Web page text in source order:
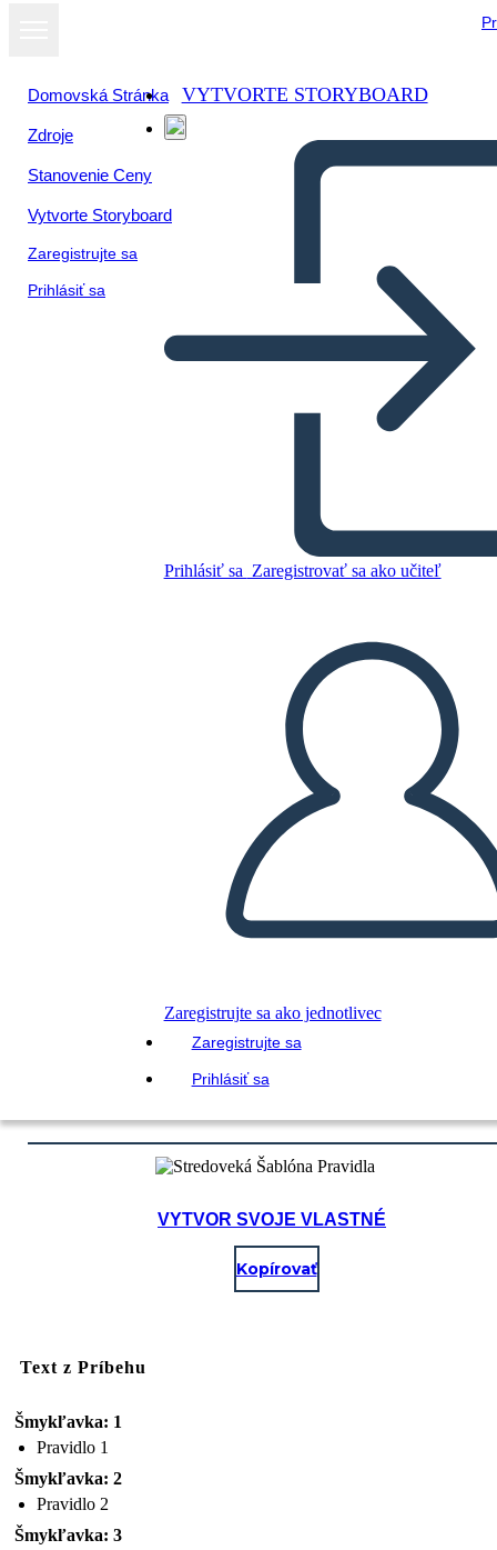
Domovská Stránka
Zdroje
Stanovenie Ceny
Vytvorte Storyboard
Zaregistrujte sa
Prihlásiť sa
VYTVORTE STORYBOARD
Prihlásiť sa Zaregistrovať sa ako učiteľ
Zaregistrujte sa ako jednotlivec
Zaregistrujte sa
Prihlásiť sa
Stredoveká Šablóna Pravidla
Skopírujte tento Storyboard
VYTVORIŤ STORYBOARD
ČÍTAJ MI
VYTVOR SVOJE VLASTNÉ
Kopírovať
Text z Príbehu
Šmykľavka: 1
Pravidlo 1
Šmykľavka: 2
Pravidlo 2
Šmykľavka: 3